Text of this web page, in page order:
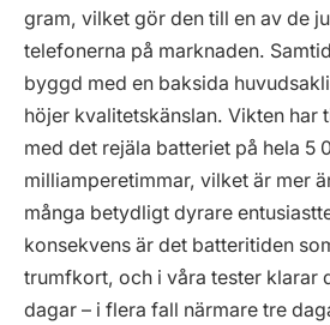
gram, vilket gör den till en av de
telefonerna på marknaden.
byggd med en baksida
höjer kvalitetskänslan. Vikten har
med det rejäla batteriet på hela 5
milliamperetimmar, vilket är mer
många betydligt dyrare
konsekvens är det batteritiden
trumfkort, och i våra tester klarar
dagar – i flera fall närmare tre